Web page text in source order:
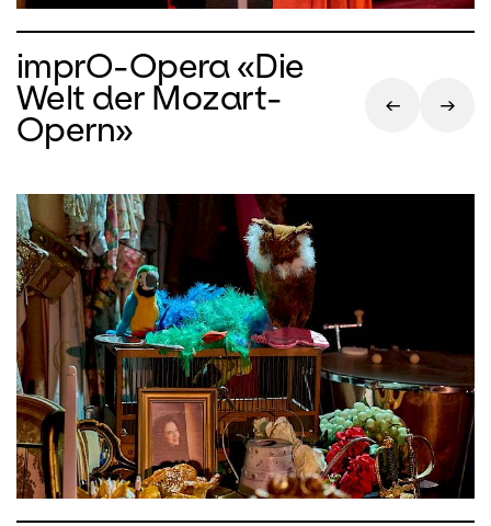
imprO-Opera «Die
Welt der Mozart-
Opern»